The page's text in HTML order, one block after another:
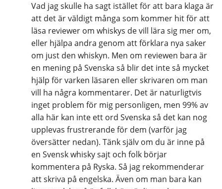
Vad jag skulle ha sagt istället för att bara klaga är
att det är väldigt många som kommer hit för att
läsa reviewer om whiskys de vill lära sig mer om,
eller hjälpa andra genom att förklara nya saker
om just den whiskyn. Men om reviewen bara är
en mening på Svenska så blir det inte så mycket
hjälp för varken läsaren eller skrivaren om man
vill ha några kommentarer. Det är naturligtvis
inget problem för mig personligen, men 99% av
alla här kan inte ett ord Svenska så det kan nog
upplevas frustrerande för dem (varför jag
översätter nedan). Tänk själv om du är inne på
en Svensk whisky sajt och folk börjar
kommentera på Ryska. Så jag rekommenderar
att skriva på engelska. Även om man bara kan